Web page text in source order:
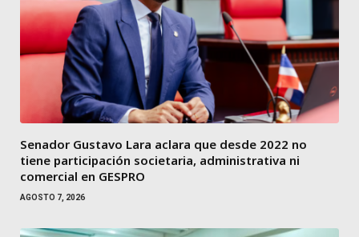
Senador Gustavo Lara aclara que desde 2022 no
tiene participación societaria, administrativa ni
comercial en GESPRO
AGOSTO 7, 2026